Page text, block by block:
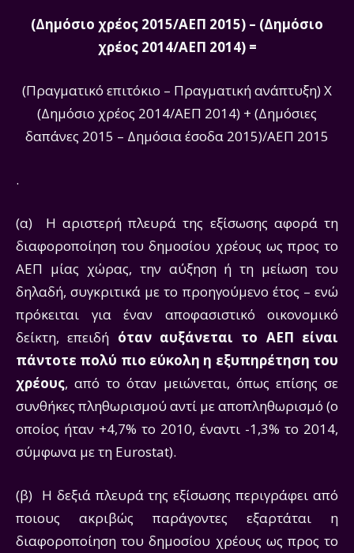
(Δημόσιο χρέος 2015/ΑΕΠ 2015) – (Δημόσιο
χρέος 2014/ΑΕΠ 2014) =
(Πραγματικό επιτόκιο – Πραγματική ανάπτυξη) Χ
(Δημόσιο χρέος 2014/ΑΕΠ 2014) + (Δημόσιες
δαπάνες 2015 – Δημόσια έσοδα 2015)/ΑΕΠ 2015
.
(α) Η αριστερή πλευρά της εξίσωσης αφορά τη
διαφοροποίηση του δημοσίου χρέους ως προς το
ΑΕΠ μίας χώρας, την αύξηση ή τη μείωση του
δηλαδή, συγκριτικά με το προηγούμενο έτος – ενώ
πρόκειται για έναν αποφασιστικό οικονομικό
δείκτη, επειδή όταν αυξάνεται το ΑΕΠ είναι
πάντοτε πολύ πιο εύκολη η εξυπηρέτηση του
χρέους, από το όταν μειώνεται, όπως επίσης σε
συνθήκες πληθωρισμού αντί με αποπληθωρισμό (ο
οποίος ήταν +4,7% το 2010, έναντι -1,3% το 2014,
σύμφωνα με τη Eurostat).
(β) Η δεξιά πλευρά της εξίσωσης περιγράφει από
ποιους ακριβώς παράγοντες εξαρτάται η
διαφοροποίηση του δημοσίου χρέους ως προς το